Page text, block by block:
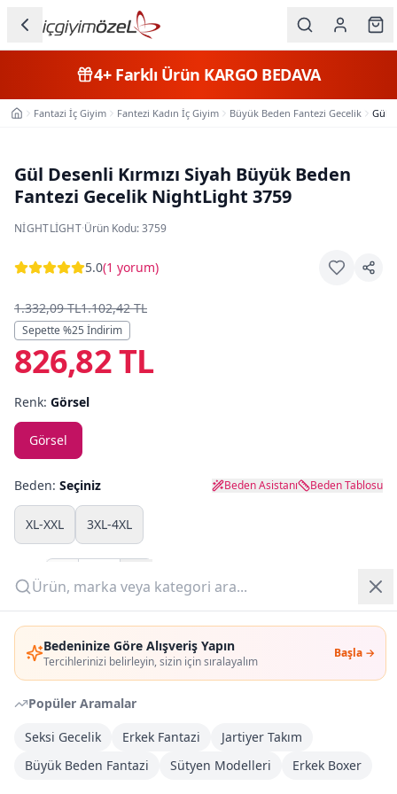
Bedeninize Göre Alışveriş Yapın
Tercihlerinizi belirleyin, sizin için sıralayalım
Başla →
Popüler Aramalar
Seksi Gecelik
Erkek Fantazi
Jartiyer Takım
Büyük Beden Fantazi
Sütyen Modelleri Erkek Boxer
Kategorileri
Erkek
Çocuk
Beden
Markalar
Plaj & Mayo
Yazlık Pijama
Yeni Gelenler
Giriş Yap
Üye Ol
4+Farklı Ürün KARGO BEDAVA
Ana SayfaFantazi İç Giyim Fantezi Kadın İç Giyim Büyük Beden Fantezi Gecelik Gül
Gül Desenli Kırmızı Siyah Büyük Beden
Fantezi Gecelik NightLight 3759
NIGHTLIGHT·Ürün Kodu:3759
5.0(1 yorum)
1.332,09 TL1.102,42 TL
Sepette %25 İndirim
826,82 TL
Renk: Görsel
Görsel
Beden: Seçiniz Beden Asistanı Beden Tablosu
XL-XXL 3XL-4XL
Adet:
Sepete Ekle
Şimdi Al
DHL Kargoya Teslim